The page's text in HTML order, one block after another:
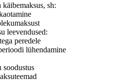
sh:
leevendused:
peredele
lühendamine
soodustus